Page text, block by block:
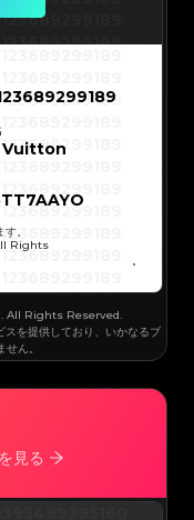
Vuitton
。
Rights
All Rights Reserved.
を提供しており、いかなるブ
ん。
見る